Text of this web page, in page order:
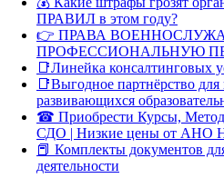
ПРАВИЛ в этом году?
👉 ПРАВА
ПРОФЕССИОНАЛЬНУЮ
📑Линейка консалтинговых
📑Выгодное партнёрство
развивающихся
☎ Приобрести Курсы,
СДО | Низкие цены от
📕 Комплекты документов
деятельности